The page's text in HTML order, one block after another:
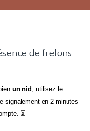
de frelons
un nid , utilisez le
signalement en 2 minutes
⏳